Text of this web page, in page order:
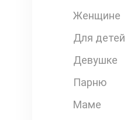
Женщине
Для детей
Девушке
Парню
Маме